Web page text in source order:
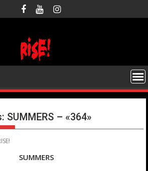
SUMMERS – «364»
SUMMERS